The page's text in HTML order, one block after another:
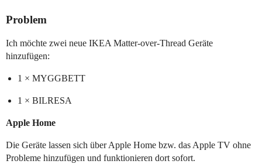
Problem
Ich möchte zwei neue IKEA Matter-over-Thread Geräte
hinzufügen:
1 × MYGGBETT
1 × BILRESA
Apple Home
Die Geräte lassen sich über Apple Home bzw. das Apple TV ohne
Probleme hinzufügen und funktionieren dort sofort.